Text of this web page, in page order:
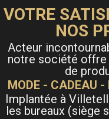
VOTRE
NOS
Acteur
notre société offre
de
MODE - CADEAU -
Implantée à
les bureaux (siège